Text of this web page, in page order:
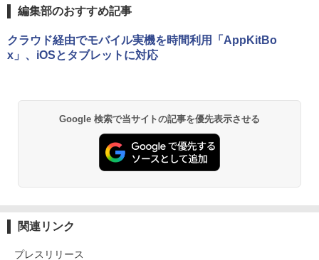
編集部のおすすめ記事
クラウド経由でモバイル実機を時間利用「AppKitBo
x」、iOSとタブレットに対応
Google 検索で当サイトの記事を優先表示させる
関連リンク
プレスリリース